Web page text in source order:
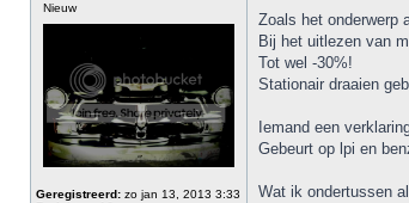
Nieuw
Geregistreerd: zo jan 13, 2013 3:33
Zoals het onderwerp
Bij het uitlezen van
Tot wel -30%!
Stationair draaien
Iemand een
Gebeurt op lpi en
Wat ik ondertussen